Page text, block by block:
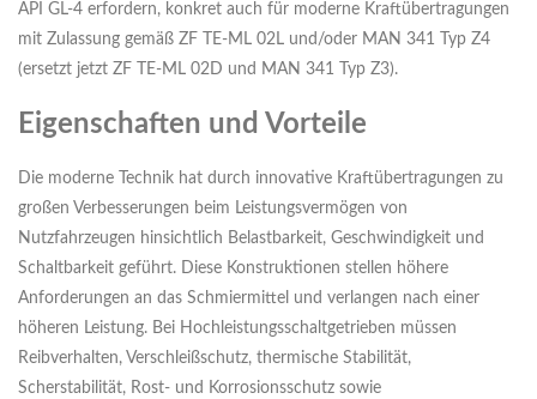
API GL-4 erfordern, konkret auch für moderne Kraftübertragungen
mit Zulassung gemäß ZF TE-ML 02L und/oder MAN 341 Typ Z4
(ersetzt jetzt ZF TE-ML 02D und MAN 341 Typ Z3).
Eigenschaften und Vorteile
Die moderne Technik hat durch innovative Kraftübertragungen zu
großen Verbesserungen beim Leistungsvermögen von
Nutzfahrzeugen hinsichtlich Belastbarkeit, Geschwindigkeit und
Schaltbarkeit geführt. Diese Konstruktionen stellen höhere
Anforderungen an das Schmiermittel und verlangen nach einer
höheren Leistung. Bei Hochleistungsschaltgetrieben müssen
Reibverhalten, Verschleißschutz, thermische Stabilität,
Scherstabilität, Rost- und Korrosionsschutz sowie